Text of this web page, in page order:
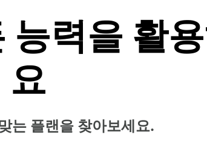
력을 활
요
는 플랜을 찾아보세요.